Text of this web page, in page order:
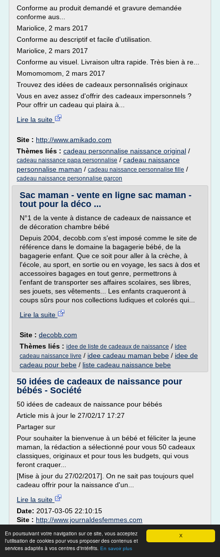
X
En poursuivant votre navigation sur ce site, vous acceptez
l'utilisation de cookies pour vous proposer des contenus et
services adaptés à vos centres d'intérêts. En savoir plus
Conforme au produit demandé et gravure demandée
conforme aus...
Mariolice, 2 mars 2017
Conforme au descriptif et facile d'utilisation.
Mariolice, 2 mars 2017
Conforme au visuel. Livraison ultra rapide. Très bien à re...
Momomomom, 2 mars 2017
Trouvez des idées de cadeaux personnalisés originaux
Vous en avez assez d'offrir des cadeaux impersonnels ?
Pour offrir un cadeau qui plaira à...
Lire la suite
Site : http://www.amikado.com
Thèmes liés : cadeau personnalise naissance original /
cadeau naissance papa personnalise / cadeau naissance
personnalise maman / cadeau naissance personnalise fille /
cadeau naissance personnalise garcon
Sac maman - vente en ligne sac maman -
tout pour la déco ...
N°1 de la vente à distance de cadeaux de naissance et
de décoration chambre bébé
Depuis 2004, decobb.com s'est imposé comme le site de
référence dans le domaine la bagagerie bébé, de la
bagagerie enfant. Que ce soit pour aller à la crèche, à
l'école, au sport, en sortie ou en voyage, les sacs à dos et
accessoires bagages en tout genre, permettrons à
l'enfant de transporter ses affaires scolaires, ses libres,
ses jouets, ses vêtements... Les enfants craqueront à
coups sûrs pour nos collections ludiques et colorés qui...
Lire la suite
Site : decobb.com
Thèmes liés : idee de liste de cadeaux de naissance / idee
cadeau naissance livre / idee cadeau maman bebe / idee de
cadeau pour bebe / liste cadeau naissance bebe
50 idées de cadeaux de naissance pour
bébés - Société
50 idées de cadeaux de naissance pour bébés
Article mis à jour le 27/02/17 17:27
Partager sur
Pour souhaiter la bienvenue à un bébé et féliciter la jeune
maman, la rédaction a sélectionné pour vous 50 cadeaux
classiques, originaux et pour tous les budgets, qui vous
feront craquer...
[Mise à jour du 27/02/2017]. On ne sait pas toujours quel
cadeau offrir pour la naissance d'un...
Lire la suite
Date: 2017-03-05 22:10:15
Site : http://www.journaldesfemmes.com
Thèmes liés :cadeau bebe naissance original/bebe et
enfant cadeaux naissance/idee cadeaux naissance avec
couche/cadeau bebe naissance personnalise